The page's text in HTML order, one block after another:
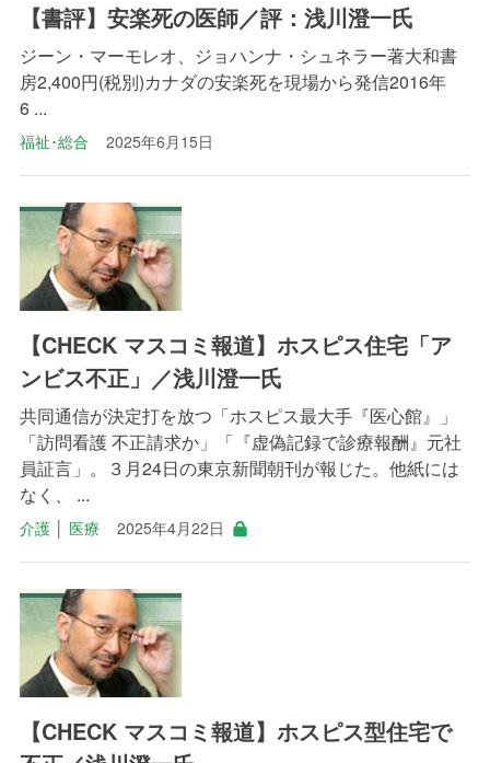
【書評】安楽死の医師／評：浅川澄一氏
ジーン・マーモレオ、ジョハンナ・シュネラー著大和書
房2,400円(税別)カナダの安楽死を現場から発信2016年
6 ...
福祉･総合 2025年6月15日
【CHECK マスコミ報道】ホスピス住宅「ア
ンビス不正」／浅川澄一氏
共同通信が決定打を放つ「ホスピス最大手『医心館』」
「訪問看護 不正請求か」「『虚偽記録で診療報酬』元社
員証言」。３月24日の東京新聞朝刊が報じた。他紙には
なく、 ...
介護│ 医療 2025年4月22日
【CHECK マスコミ報道】ホスピス型住宅で